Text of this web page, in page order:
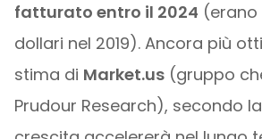
fatturato entro il 2024 (erano
dollari nel 2019). Ancora più
stima di Market.us(gruppo
Prudour Research), secondo